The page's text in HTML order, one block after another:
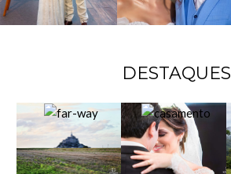
DESTAQUES